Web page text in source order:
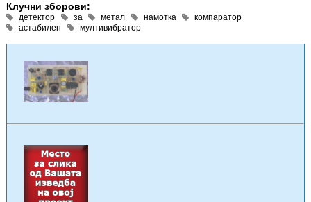
Клучни зборови:
детектор за метал намотка
компаратор
астабилен
мултивибратор